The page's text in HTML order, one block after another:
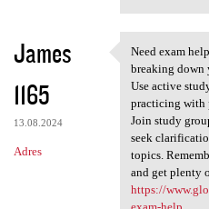
James
1165
13.08.2024
Adres
Need exam
Need exam
breaking down
Use active
practicing with
Join study
seek
topics.
and get plenty
https://